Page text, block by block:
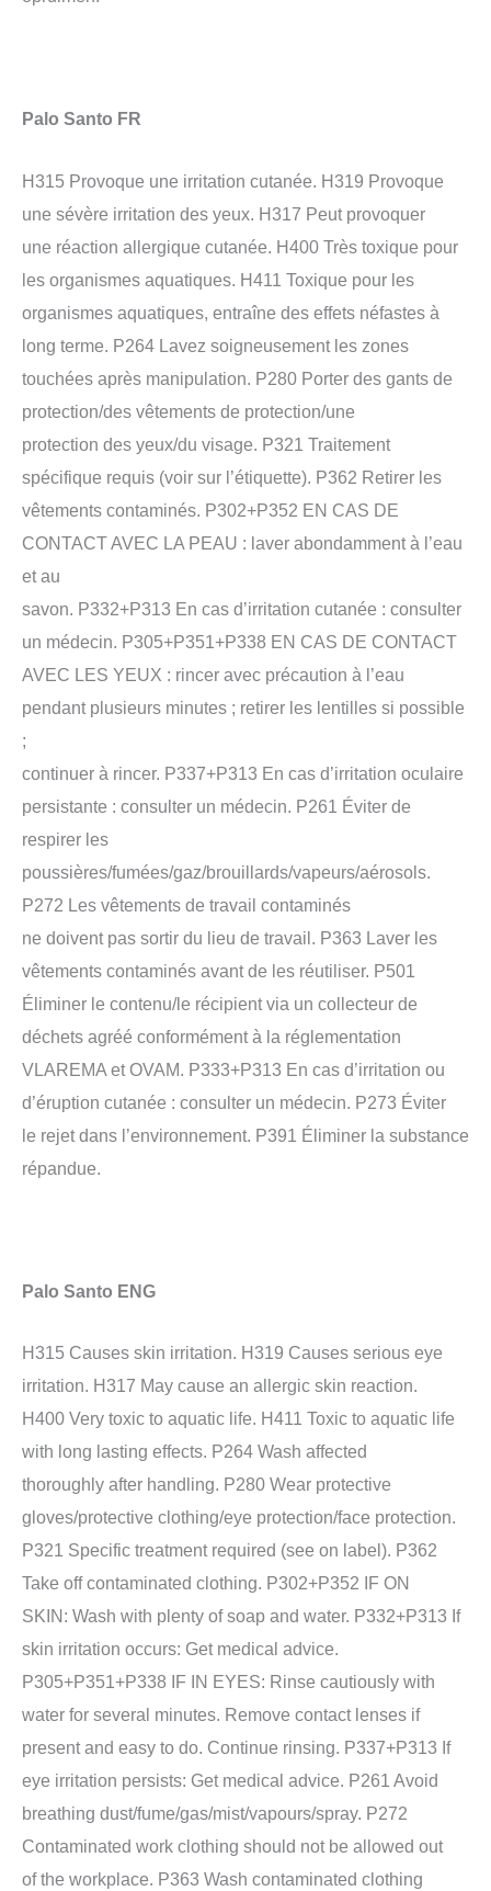
Palo Santo FR
H315 Provoque une irritation cutanée. H319 Provoque
une sévère irritation des yeux. H317 Peut provoquer
une réaction allergique cutanée. H400 Très toxique pour
les organismes aquatiques. H411 Toxique pour les
organismes aquatiques, entraîne des effets néfastes à
long terme. P264 Lavez soigneusement les zones
touchées après manipulation. P280 Porter des gants de
protection/des vêtements de protection/une
protection des yeux/du visage. P321 Traitement
spécifique requis (voir sur l’étiquette). P362 Retirer les
vêtements contaminés. P302+P352 EN CAS DE
CONTACT AVEC LA PEAU : laver abondamment à l’eau
et au
savon. P332+P313 En cas d’irritation cutanée : consulter
un médecin. P305+P351+P338 EN CAS DE CONTACT
AVEC LES YEUX : rincer avec précaution à l’eau
pendant plusieurs minutes ; retirer les lentilles si possible
;
continuer à rincer. P337+P313 En cas d’irritation oculaire
persistante : consulter un médecin. P261 Éviter de
respirer les
poussières/fumées/gaz/brouillards/vapeurs/aérosols.
P272 Les vêtements de travail contaminés
ne doivent pas sortir du lieu de travail. P363 Laver les
vêtements contaminés avant de les réutiliser. P501
Éliminer le contenu/le récipient via un collecteur de
déchets agréé conformément à la réglementation
VLAREMA et OVAM. P333+P313 En cas d’irritation ou
d’éruption cutanée : consulter un médecin. P273 Éviter
le rejet dans l’environnement. P391 Éliminer la substance
répandue.
Palo Santo ENG
H315 Causes skin irritation. H319 Causes serious eye
irritation. H317 May cause an allergic skin reaction.
H400 Very toxic to aquatic life. H411 Toxic to aquatic life
with long lasting effects. P264 Wash affected
thoroughly after handling. P280 Wear protective
gloves/protective clothing/eye protection/face protection.
P321 Specific treatment required (see on label). P362
Take off contaminated clothing. P302+P352 IF ON
SKIN: Wash with plenty of soap and water. P332+P313 If
skin irritation occurs: Get medical advice.
P305+P351+P338 IF IN EYES: Rinse cautiously with
water for several minutes. Remove contact lenses if
present and easy to do. Continue rinsing. P337+P313 If
eye irritation persists: Get medical advice. P261 Avoid
breathing dust/fume/gas/mist/vapours/spray. P272
Contaminated work clothing should not be allowed out
of the workplace. P363 Wash contaminated clothing